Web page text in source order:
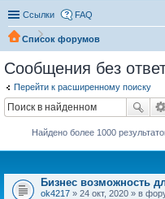
Ссылки FAQ
Список форумов
Сообщения без
Перейти к расширенному поиску
Найдено более 1000
Бизнес возможность
ok4217 » 24 окт, 2020 » в